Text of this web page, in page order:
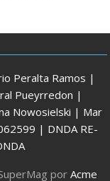
Peralta Ramos |
Pueyrredon |
Nowosielski | Mar
| DNDA RE-
porAcme